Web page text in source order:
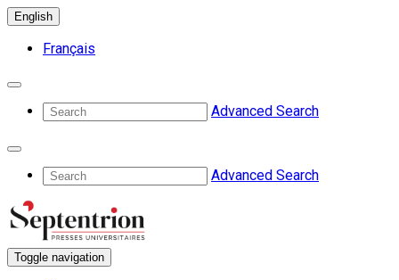
English
Français
Advanced Search
Advanced Search
Toggle navigation